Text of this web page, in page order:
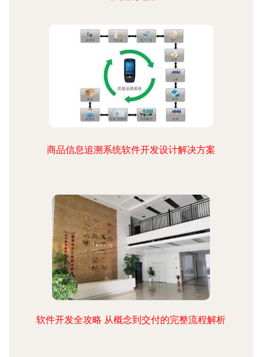
商品信息追溯系统软件开发设计解决方案
软件开发全攻略 从概念到交付的完整流程解析